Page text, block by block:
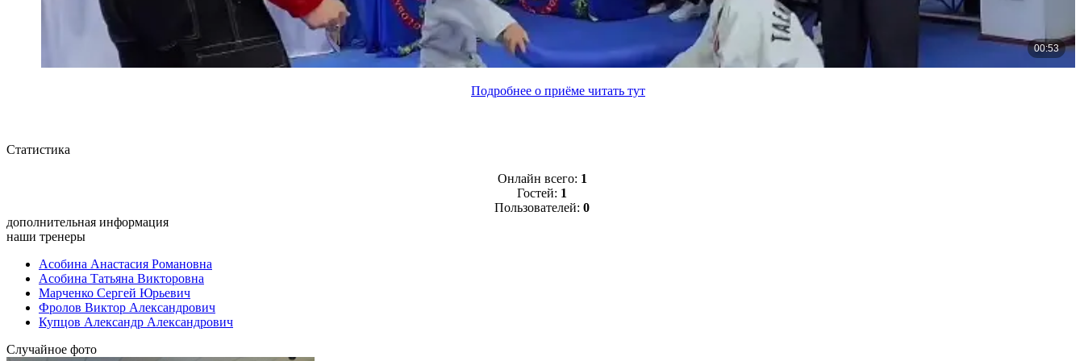
Подробнее о приёме читать тут
Статистика
Онлайн всего: 1
Гостей: 1
Пользователей: 0
дополнительная информация
наши тренеры
Асобина Анастасия Романовна
Асобина Татьяна Викторовна
Марченко Сергей Юрьевич
Фролов Виктор Александрович
Купцов Александр Александрович
Случайное фото